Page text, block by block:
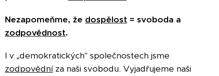
Nezapomeňme, že dospělost = svoboda a
zodpovědnost.
I v „demokratických" společnostech jsme
zodpovědníza naši svobodu. Vyjadřujeme naši